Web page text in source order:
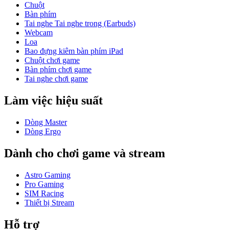
Chuột
Bàn phím
Tai nghe Tai nghe trong (Earbuds)
Webcam
Loa
Bao đựng kiêm bàn phím iPad
Chuột chơi game
Bàn phím chơi game
Tai nghe chơi game
Làm việc hiệu suất
Dòng Master
Dòng Ergo
Dành cho chơi game và stream
Astro Gaming
Pro Gaming
SIM Racing
Thiết bị Stream
Hỗ trợ